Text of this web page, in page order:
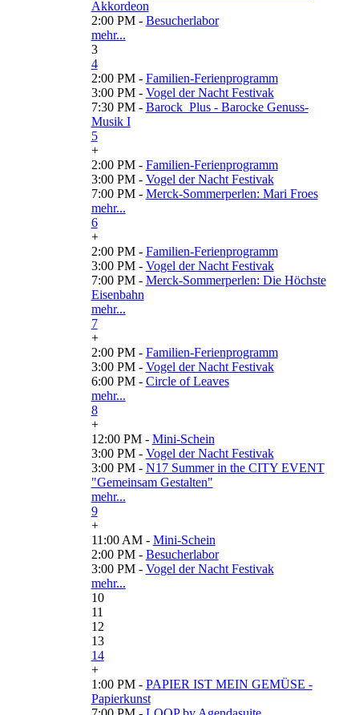
Akkordeon
2:00 PM - Besucherlabor
mehr...
3
4
2:00 PM - Familien-Ferienprogramm
3:00 PM - Vogel der Nacht Festivak
7:30 PM - Barock_Plus - Barocke Genuss-
Musik I
5
+
2:00 PM - Familien-Ferienprogramm
3:00 PM - Vogel der Nacht Festivak
7:00 PM - Merck-Sommerperlen: Mari Froes
mehr...
6
+
2:00 PM - Familien-Ferienprogramm
3:00 PM - Vogel der Nacht Festivak
7:00 PM - Merck-Sommerperlen: Die Höchste
Eisenbahn
mehr...
7
+
2:00 PM - Familien-Ferienprogramm
3:00 PM - Vogel der Nacht Festivak
6:00 PM - Circle of Leaves
mehr...
8
+
12:00 PM - Mini-Schein
3:00 PM - Vogel der Nacht Festivak
3:00 PM - N17 Summer in the CITY EVENT
"Gemeinsam Gestalten"
mehr...
9
+
11:00 AM - Mini-Schein
2:00 PM - Besucherlabor
3:00 PM - Vogel der Nacht Festivak
mehr...
10
11
12
13
14
+
1:00 PM - PAPIER IST MEIN GEMÜSE -
Papierkunst